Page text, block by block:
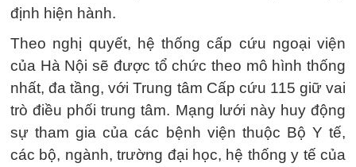
định hiện hành.
Theo nghị quyết, hệ thống cấp cứu ngoại viện
của Hà Nội sẽ được tổ chức theo mô hình thống
nhất, đa tầng, với Trung tâm Cấp cứu 115 giữ vai
trò điều phối trung tâm. Mạng lưới này huy động
sự tham gia của các bệnh viện thuộc Bộ Y tế,
các bộ, ngành, trường đại học, hệ thống y tế của